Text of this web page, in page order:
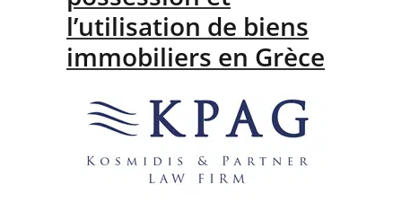
l’utilisation de biens
immobiliers en Grèce